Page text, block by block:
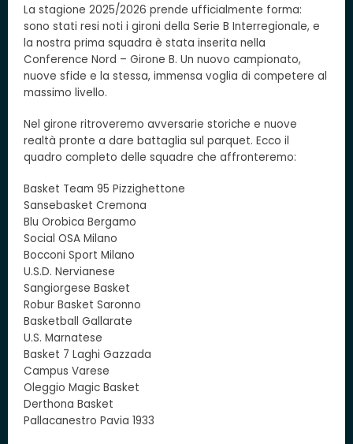
La stagione 2025/2026 prende ufficialmente forma:
sono stati resi noti i gironi della Serie B Interregionale, e
la nostra prima squadra è stata inserita nella
Conference Nord – Girone B. Un nuovo campionato,
nuove sfide e la stessa, immensa voglia di competere al
massimo livello.
Nel girone ritroveremo avversarie storiche e nuove
realtà pronte a dare battaglia sul parquet. Ecco il
quadro completo delle squadre che affronteremo:
Basket Team 95 Pizzighettone
Sansebasket Cremona
Blu Orobica Bergamo
Social OSA Milano
Bocconi Sport Milano
U.S.D. Nervianese
Sangiorgese Basket
Robur Basket Saronno
Basketball Gallarate
U.S. Marnatese
Basket 7 Laghi Gazzada
Campus Varese
Oleggio Magic Basket
Derthona Basket
Pallacanestro Pavia 1933